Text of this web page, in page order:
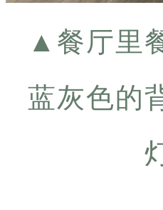
▲ 餐厅里
蓝灰色的